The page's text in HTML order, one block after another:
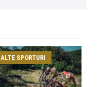
ALTE SPORTURI